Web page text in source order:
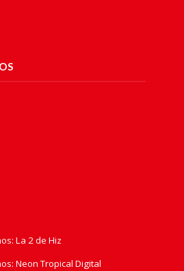
La 2 de Hiz
Neon Tropical Digital